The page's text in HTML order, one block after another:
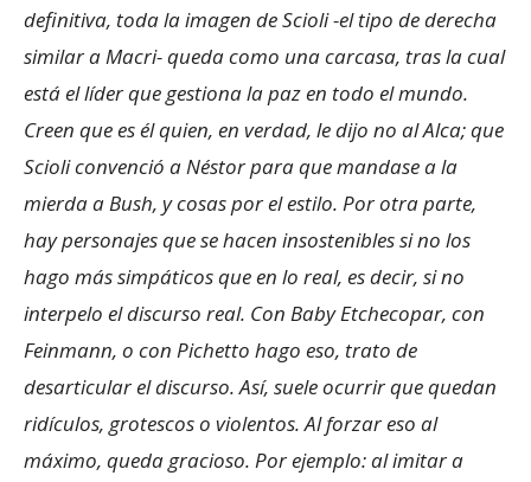
definitiva, toda la imagen de Scioli -el tipo de derecha
similar a Macri- queda como una carcasa, tras la cual
está el líder que gestiona la paz en todo el mundo.
Creen que es él quien, en verdad, le dijo no al Alca; que
Scioli convenció a Néstor para que mandase a la
mierda a Bush, y cosas por el estilo. Por otra parte,
hay personajes que se hacen insostenibles si no los
hago más simpáticos que en lo real, es decir, si no
interpelo el discurso real. Con Baby Etchecopar, con
Feinmann, o con Pichetto hago eso, trato de
desarticular el discurso. Así, suele ocurrir que quedan
ridículos, grotescos o violentos. Al forzar eso al
máximo, queda gracioso. Por ejemplo: al imitar a